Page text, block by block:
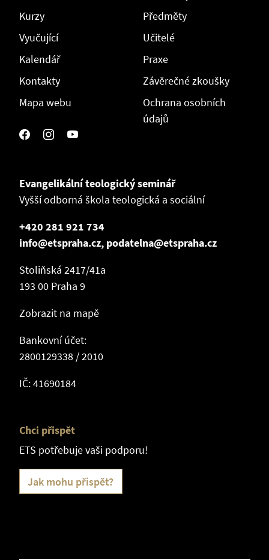
Kurzy
Vyučující
Kalendář
Kontakty
Mapa webu
Předměty
Učitelé
Praxe
Závěrečné zkoušky
Ochrana osobních
údajů
Evangelikální teologický seminář
Vyšší odborná škola teologická a sociální
+420 281 921 734
info@etspraha.cz, podatelna@etspraha.cz
Stoliňská 2417/41a
193 00 Praha 9
Zobrazit na mapě
Bankovní účet:
2800129338 / 2010
IČ: 41690184
Chci přispět
ETS potřebuje vaši podporu!
Jak mohu přispět?